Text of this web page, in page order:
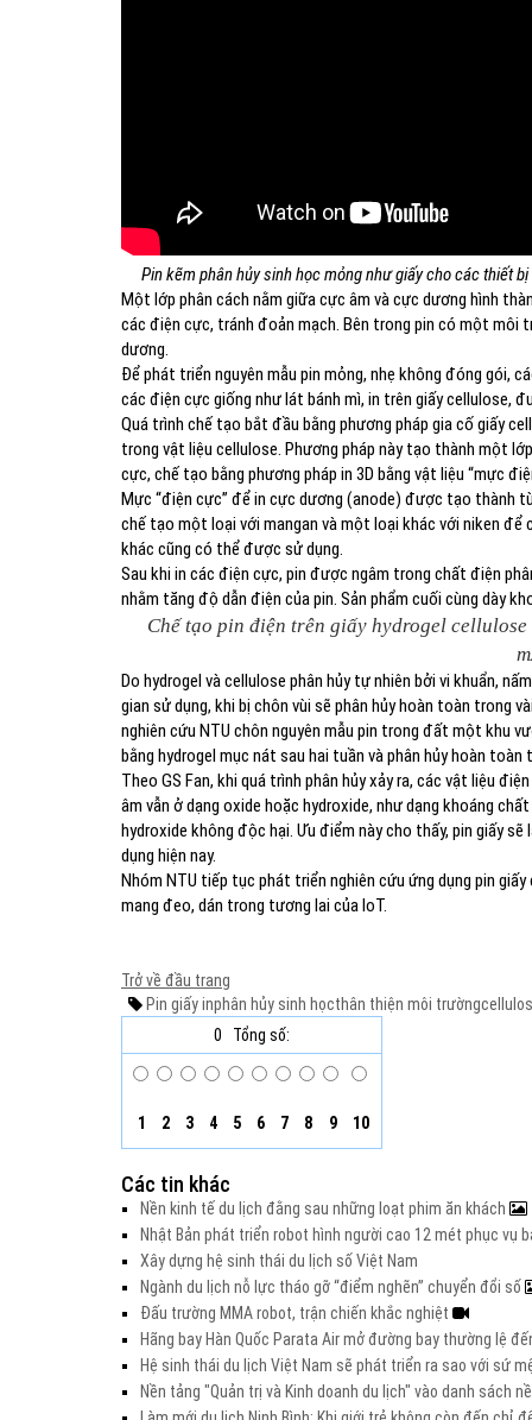
Pin kẽm phân hủy sinh học mỏng như giấy cho các thiết
Một lớp phân cách nằm giữa cực âm và cực dương hình
các điện cực, tránh đoản mạch. Bên trong pin có một môi
dương.
Để phát triển nguyên mẫu pin mỏng, nhẹ không đóng gói,
các điện cực giống như lát bánh mì, in trên giấy cellulose,
Quá trình chế tạo bắt đầu bằng phương pháp gia cố giấy
trong vật liệu cellulose. Phương pháp này tạo thành một
cực, chế tạo bằng phương pháp in 3D bằng vật liệu “mực
Mực “điện cực” để in cực dương (anode) được tạo thành
chế tạo một loại với mangan và một loại khác với niken để
khác cũng có thể được sử dụng.
Sau khi in các điện cực, pin được ngâm trong chất điện
nhằm tăng độ dẫn điện của pin. Sản phẩm cuối cùng dày
Chế tạo pin điện trên giấy hydrogel
Do hydrogel và cellulose phân hủy tự nhiên bởi vi khuẩn,
gian sử dụng, khi bị chôn vùi sẽ phân hủy hoàn toàn trong
nghiên cứu NTU chôn nguyên mẫu pin trong đất một khu
bằng hydrogel mục nát sau hai tuần và phân hủy hoàn
Theo GS Fan, khi quá trình phân hủy xảy ra, các vật liệu
âm vẫn ở dạng oxide hoặc hydroxide, như dạng khoáng
hydroxide không độc hại. Ưu điểm này cho thấy, pin giấy
dụng hiện nay.
Nhóm NTU tiếp tục phát triển nghiên cứu ứng dụng pin
mang đeo, dán trong tương lai của IoT.
Trở về đầu trang
Pin giấy inphân hủy sinh họcthân thiện môi trường
0
Tổng số:
1 2 3 4 5 6 7 8 9 10
Các tin khác
Nền kinh tế du lịch đằng sau những loạt phim ăn khách
Nhật Bản phát triển robot hình người cao 12 mét phục vụ
Xây dựng hệ sinh thái du lịch số Việt Nam
Ngành du lịch nỗ lực tháo gỡ “điểm nghẽn” chuyển đổi số
Đấu trường MMA robot, trận chiến khắc nghiệt
Hãng bay Hàn Quốc Parata Air mở đường bay thường lệ
Hệ sinh thái du lịch Việt Nam sẽ phát triển ra sao với sứ
Nền tảng "Quản trị và Kinh doanh du lịch" vào danh sách